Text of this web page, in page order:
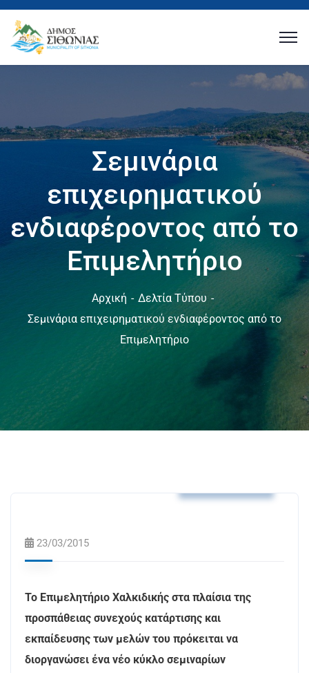
Σεμινάρια
επιχειρηματικού
ενδιαφέροντος από το
Επιμελητήριο
Αρχική
Δελτία Τύπου
Σεμινάρια επιχειρηματικού ενδιαφέροντος από το
Επιμελητήριο
23/03/2015
Το Επιμελητήριο Χαλκιδικής στα πλαίσια της
προσπάθειας συνεχούς κατάρτισης και
εκπαίδευσης των μελών του πρόκειται να
διοργανώσει ένα νέο κύκλο σεμιναρίων